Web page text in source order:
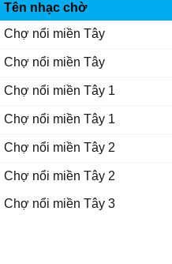
Tên nhạc chờ
Chợ nổi miền Tây
Chợ nổi miền Tây
Chợ nổi miền Tây 1
Chợ nổi miền Tây 1
Chợ nổi miền Tây 2
Chợ nổi miền Tây 2
Chợ nổi miền Tây 3